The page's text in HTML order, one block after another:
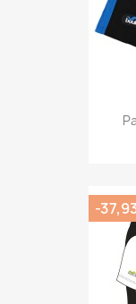
-